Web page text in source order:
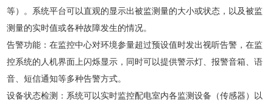
等）。系统平台可以直观的显示出被监测量的大小或状态，以及被监
测量的实时值或各种故障发生的情况。
告警功能：在监控中心对环境参量超过预设值时发出视听告警，在监
控系统的人机界面上闪烁显示，同时可以提供警示灯、报警音箱、语
音、短信通知等多种告警方式。
设备状态检测：系统可以实时监控配电室内各监测设备（传感器）以